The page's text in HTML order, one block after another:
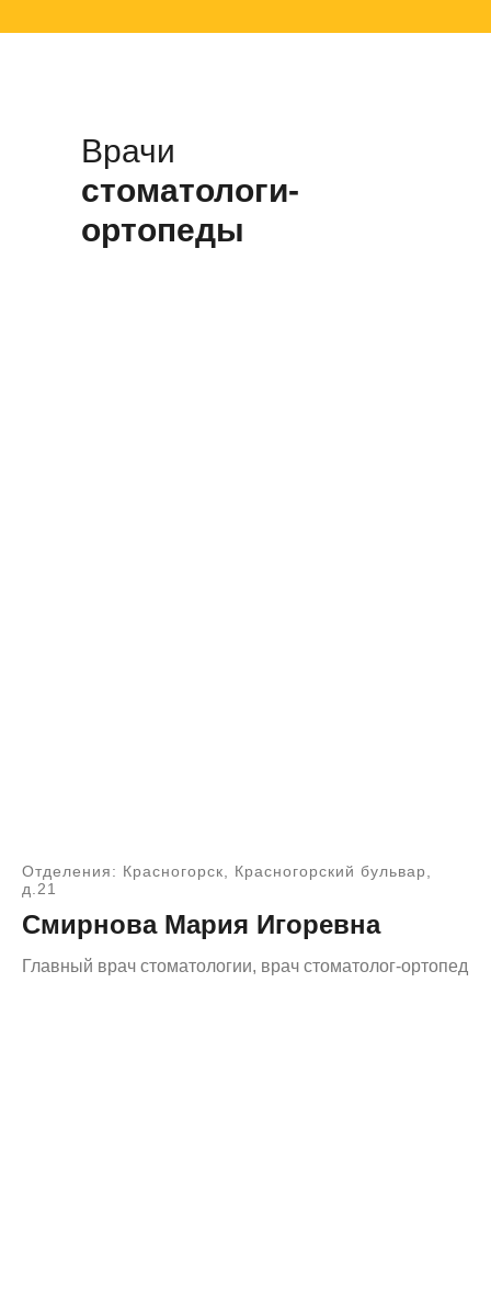
Врачи
стоматологи-
ортопеды
Отделения: Красногорск, Красногорский бульвар,
д.21
Смирнова Мария Игоревна
Главный врач стоматологии, врач стоматолог-ортопед